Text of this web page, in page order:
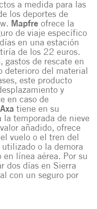
a medida para las
los deportes de
Mapfreofrece la
de viaje específico
en una estación
de los 22 euros.
gastos de rescate en
deterioro del material
este producto
y
en caso de
Axatiene en su
la temporada de nieve
añadido, ofrece
vuelo o el tren del
o la demora
línea aérea. Por su
dos días en Sierra
con un seguro por